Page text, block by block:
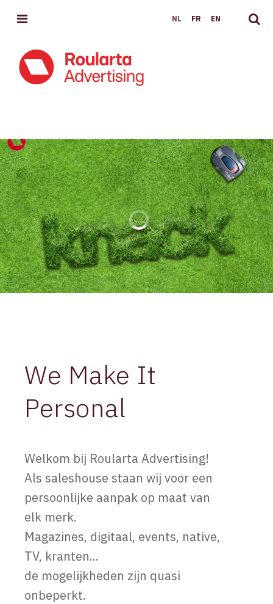
MENU
We Make It
Personal
Welkom bij Roularta Advertising!
Als saleshouse staan wij voor een
persoonlijke aanpak op maat van
elk merk.
Magazines, digitaal, events, native,
TV, kranten...
de mogelijkheden zijn quasi
onbeperkt.